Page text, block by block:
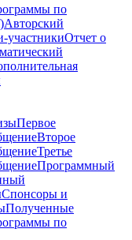
по
Авторский
участникиОтчет о
Первое
Второе
Третье
Программный
Спонсоры и
Полученные
по